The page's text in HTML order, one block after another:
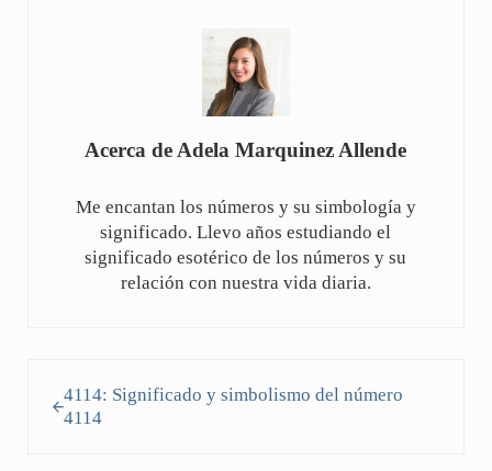
Acerca deAdela Marquinez Allende
Me encantan los números y su simbología y
significado. Llevo años estudiando el
significado esotérico de los números y su
relación con nuestra vida diaria.
4114: Significado y simbolismo del número
4114